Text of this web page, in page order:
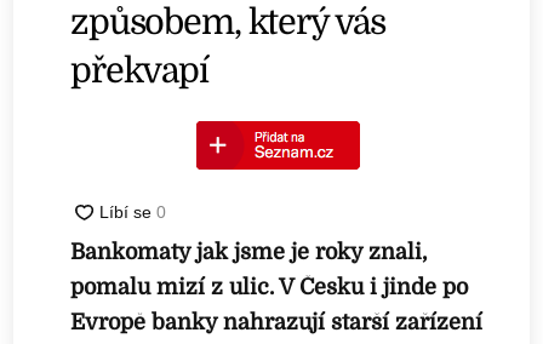
způsobem, který vás
překvapí
Bankomaty jak jsme je roky znali,
pomalu mizí z ulic. V Česku i jinde po
Evropě banky nahrazují starší zařízení